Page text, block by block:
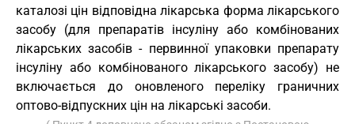
каталозі цін відповідна лікарська форма лікарського
засобу (для препаратів інсуліну або комбінованих
лікарських засобів - первинної упаковки препарату
інсуліну або комбінованого лікарського засобу) не
включається до оновленого переліку граничних
оптово-відпускних цін на лікарські засоби.